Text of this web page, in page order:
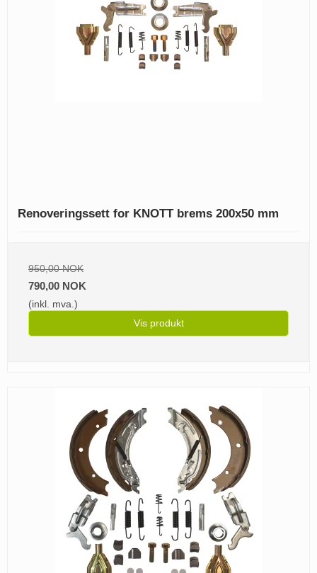
Renoveringssett for KNOTT brems 200x50 mm
950,00 NOK
790,00 NOK
(inkl. mva.)
Vis produkt